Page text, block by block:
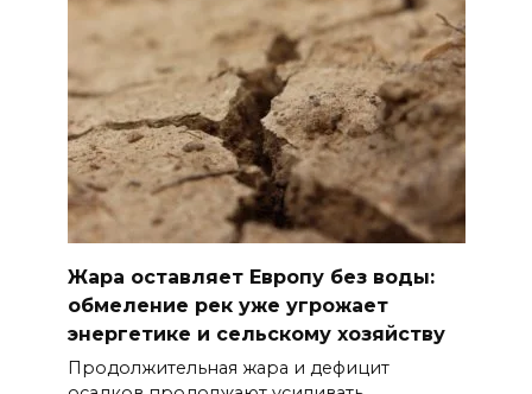
Жара оставляет Европу без воды:
обмеление рек уже угрожает
энергетике и сельскому хозяйству
Продолжительная жара и дефицит